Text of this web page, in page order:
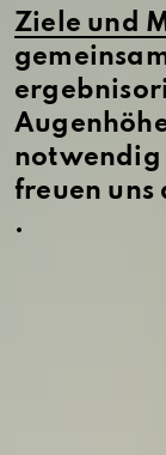
Ziele und
notwendig
freuen uns
.